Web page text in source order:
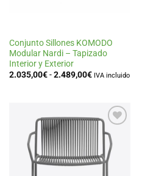
Conjunto Sillones KOMODO
Modular Nardi – Tapizado
Interior y Exterior
2.035,00€ - 2.489,00€Rango
2.035,00€
hasta
2.489,00€
IVA incluido
Añadir
a la
lista
de